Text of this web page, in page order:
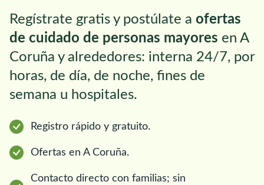
Regístrate gratis y postúlate a ofertas
de cuidado de personas mayores en A
Coruña y alrededores: interna 24/7, por
horas, de día, de noche, fines de
semana u hospitales.
Registro rápido y gratuito.
Ofertas en A Coruña.
Contacto directo con familias; sin